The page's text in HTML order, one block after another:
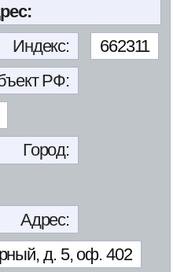
Индекс:
662311
РФ:
Город:
Адрес:
д. 5, оф. 402